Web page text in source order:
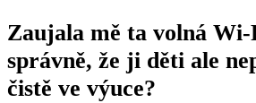
Zaujala mě ta volná
správně, že ji děti ale
čistě ve výuce?